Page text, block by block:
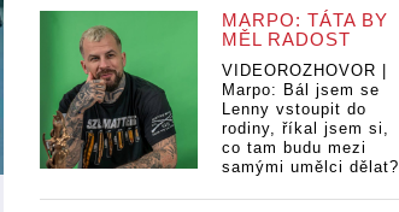
MARPO: TÁTA BY
MĚL RADOST
VIDEOROZHOVOR |
Marpo: Bál jsem se
Lenny vstoupit do
rodiny, říkal jsem si,
co tam budu mezi
samými umělci dělat?